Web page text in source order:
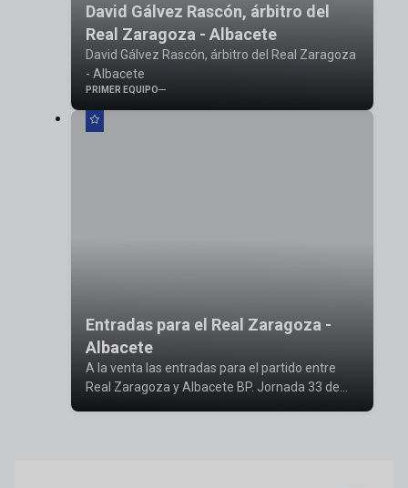
David Gálvez Rascón, árbitro del
Real Zaragoza - Albacete
David Gálvez Rascón, árbitro del Real Zaragoza
- Albacete
PRIMER EQUIPO
Entradas para el Real Zaragoza -
Albacete
A la venta las entradas para el partido entre
Real Zaragoza y Albacete BP. Jornada 33 de